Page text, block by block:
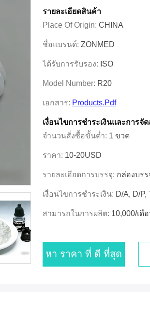
รายละเอียดสินค้า
Place Of Origin: CHINA
ชื่อแบรนด์: ZONMED
ได้รับการรับรอง: ISO
Model Number: R20
เอกสาร: Products.pdf
เงื่อนไขการชําระเงินและการจัด
จำนวนสั่งซื้อขั้นต่ำ: 1 ขวด
ราคา: 10-20USD
รายละเอียดการบรรจุ: กล่องบร
เงื่อนไขการชำระเงิน: D/A, D/P,
สามารถในการผลิต: 10,000/เดื
หา ราคา ที่ ดี ที่สุด